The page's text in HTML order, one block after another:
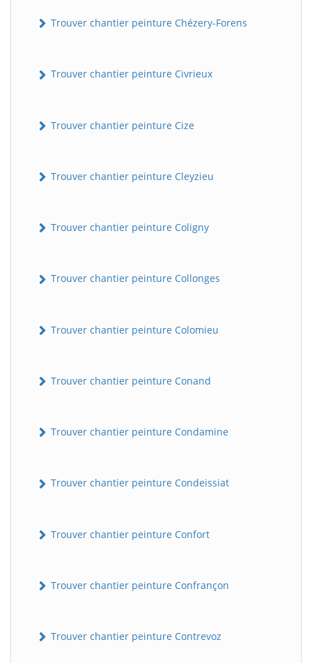
Trouver chantier peinture Chézery-Forens
Trouver chantier peinture Civrieux
Trouver chantier peinture Cize
Trouver chantier peinture Cleyzieu
Trouver chantier peinture Coligny
Trouver chantier peinture Collonges
Trouver chantier peinture Colomieu
Trouver chantier peinture Conand
Trouver chantier peinture Condamine
Trouver chantier peinture Condeissiat
Trouver chantier peinture Confort
Trouver chantier peinture Confrançon
Trouver chantier peinture Contrevoz
Assistant en ligne